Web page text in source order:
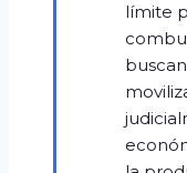
límite